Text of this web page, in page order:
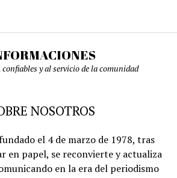
y al servicio de la comunidad
NOSOTROS
el 4 de marzo de 1978, tras
en papel, se reconvierte y actualiza
en la era del periodismo